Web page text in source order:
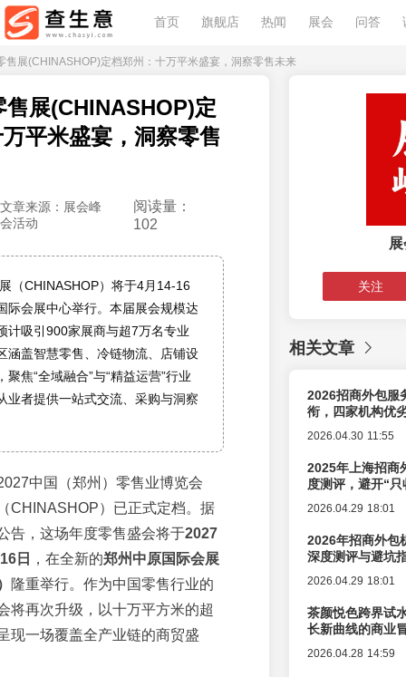
首页 旗舰店 热闻 展会 问答
售展(CHINASHOP)定档郑州：十万平米盛宴，洞察零售未来
售展(CHINASHOP)定
平米盛宴，洞察零售
文章来源：展会峰
会活动
阅读量：
102
（CHINASHOP）将于4月14-16
际会展中心举行。本届展会规模达
计吸引900家展商与超7万名专业
涵盖智慧零售、冷链物流、店铺设
聚焦“全域融合”与“精益运营”行业
业者提供一站式交流、采购与洞察
中国（郑州）零售业博览会
）已正式定档。据
告，这场年度零售盛会将于2027
日
，在全新的郑州中原国际会展
隆重举行。作为中国零售行业的
将再次升级，以十万平方米的超
现一场覆盖全产业链的商贸盛
关注
相关文章
2026招商外包服
衔，四家机构优
2026.04.30 11:55
2025年上海招商
度测评，避开“
2026.04.29 18:01
2026年招商外包
深度测评与避坑
2026.04.29 18:01
茶颜悦色跨界试
长新曲线的商业
2026.04.28 14:59